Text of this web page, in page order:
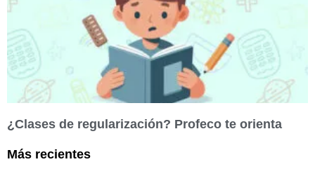
¿Clases de regularización? Profeco te orienta
Más recientes